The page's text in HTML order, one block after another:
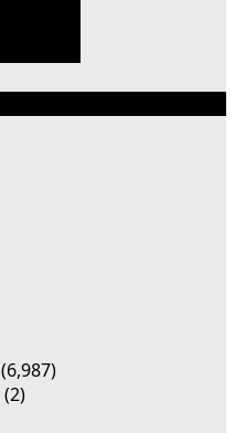
(6,987)
(2)